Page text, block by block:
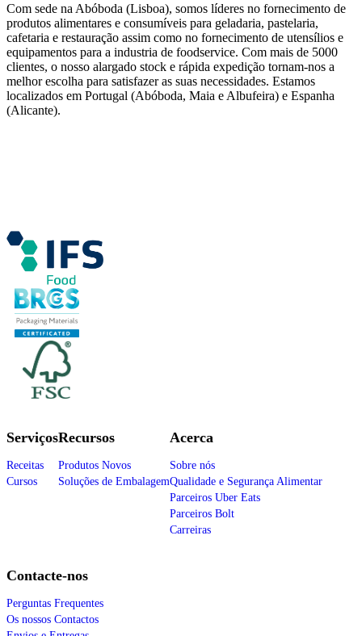
Com sede na Abóboda (Lisboa), somos líderes no fornecimento de
produtos alimentares e consumíveis para geladaria, pastelaria,
cafetaria e restauração assim como no fornecimento de utensílios e
equipamentos para a industria de foodservice. Com mais de 5000
clientes, o nosso alargado stock e rápida expedição tornam-nos a
melhor escolha para satisfazer as suas necessidades. Estamos
localizados em Portugal (Abóboda, Maia e Albufeira) e Espanha
(Alicante).
Serviços
Receitas
Cursos
Recursos
Produtos Novos
Soluções de Embalagem
Acerca
Sobre nós
Qualidade e Segurança Alimentar
Parceiros Uber Eats
Parceiros Bolt
Carreiras
Contacte-nos
Perguntas Frequentes
Os nossos Contactos